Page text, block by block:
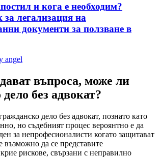
и кога е необходим?
легализация на
документи за ползване в
angel
въпроса, може ли
без адвокат?
дело без адвокат, познато като
но съдебният процес вероянтно е да
за непрофесионалисти когато защитават
възможно да се представите
рискове, свързани с неправилно